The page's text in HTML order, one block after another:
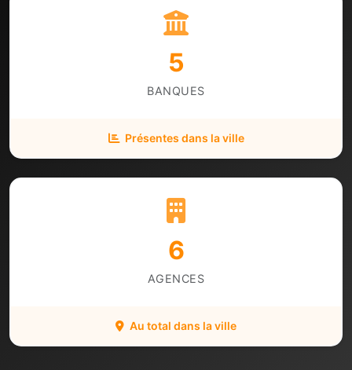
5
BANQUES
Présentes dans la ville
6
AGENCES
Au total dans la ville